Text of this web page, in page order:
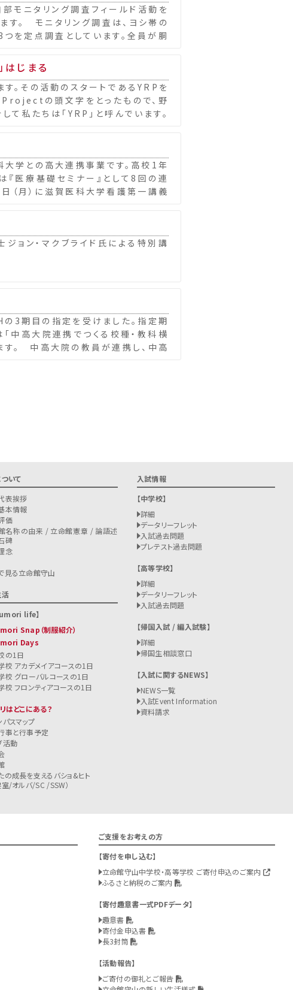
ニタリング調査フィールド活動を
す。 モニタリング調査は、ヨシ帯の
を定点調査としています。全員が胴
じまる
。その活動のスタートであるYRPを
の頭文字をとったもので、野
私たちは「YRP」と呼んでいます。
学との高大連携事業です。高校1年
医療基礎セミナー』として8回の連
（月）に滋賀医科大学看護第一講義
ョン・マクブライド氏による特別講
3期目の指定を受けました。指定期
高大院連携でつくる校種・教科横
す。 中高大院の教員が連携し、中高
いて
表挨拶
本情報
価
名称の由来 / 立命館憲章 / 論語述
碑
念
見る立命館守山
life
Snap（制服紹介）
Days
の1日
校 アカデメイアコースの1日
校 グローバルコースの1日
校 フロンティアコースの1日
はどこにある？
パスマップ
事と行事予定
活動
の成長を支えるバショ&ヒト
室/オルバ/SC /SSW）
入試情報
中学校
詳細
データリーフレット
入試過去問題
プレテスト過去問題
高等学校
詳細
データリーフレット
入試過去問題
帰国入試 / 編入試験
詳細
帰国生相談窓口
入試に関するNEWS
NEWS一覧
入試Event Information
資料請求
ご支援をお考えの方
寄付を申し込む
立命館守山中学校・高等学校 ご寄付申込のご案内
ふるさと納税のご案内
寄付趣意書一式PDFデータ
趣意書
寄付金申込書
長3封筒
活動報告
ご寄付の御礼とご報告